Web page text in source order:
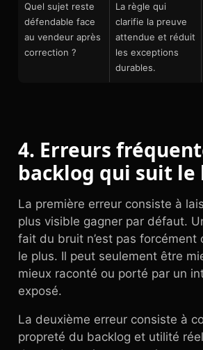
Quel sujet reste
défendable face
au vendeur après
correction ?
La règle qui
clarifie la preuve
attendue et réduit
les exceptions
durables.
4. Erreurs
backlog qui suit
La première erreur consiste à
plus visible gagner par défaut.
fait du bruit n’est pas forcément
le plus. Il peut seulement être
mieux raconté ou porté par un
exposé.
La deuxième erreur consiste à
propreté du backlog et utilité